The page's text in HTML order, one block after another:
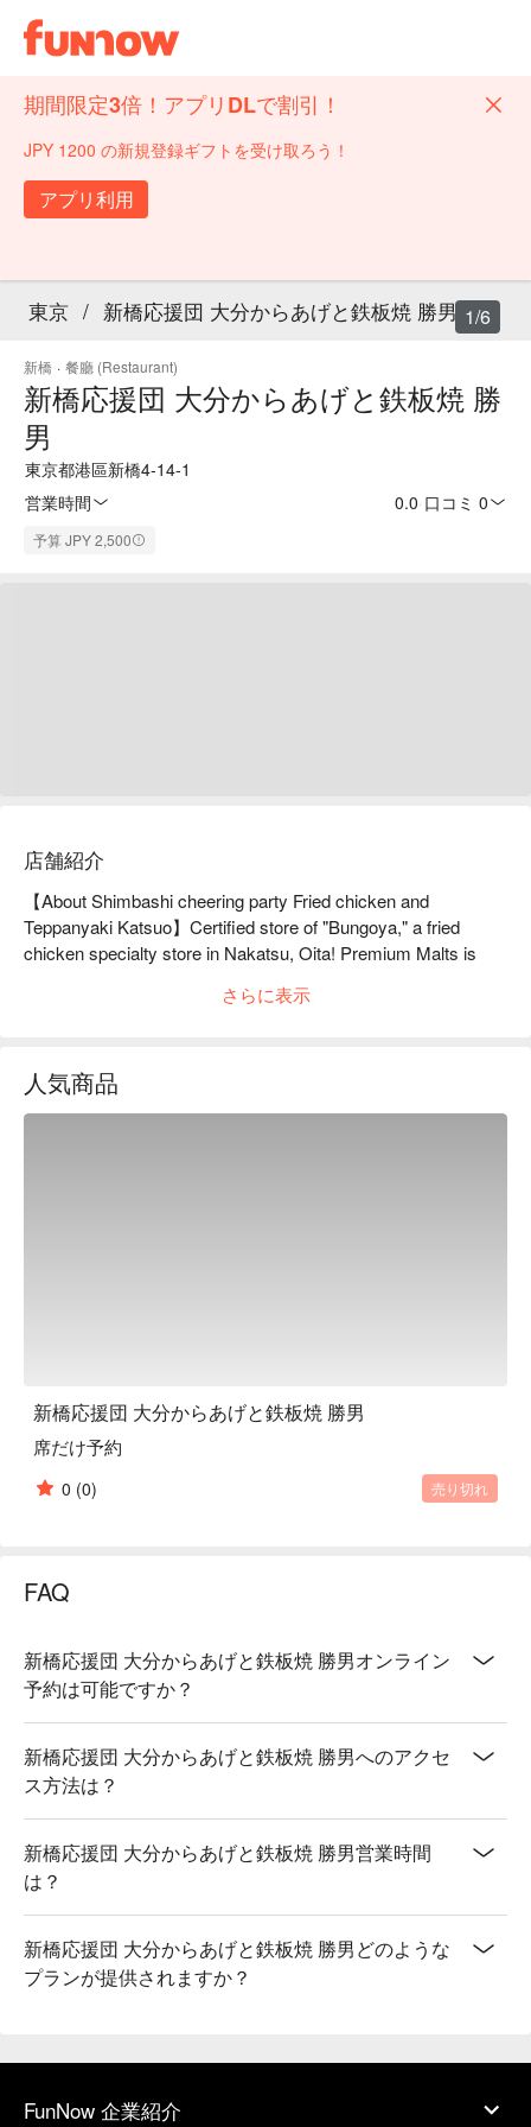
期間限定3倍！アプリDLで割引！
JPY 1200 の新規登録ギフトを受け取ろう！
アプリ利用
東京 / 新橋応援団 大分からあげと鉄板焼 勝男
新橋 · 餐廳 (Restaurant)
新橋応援団 大分からあげと鉄板焼 勝
男
東京都港區新橋4-14-1
営業時間
0.0 口コミ 0
予算 JPY 2,500
1/6
店舗紹介
【About Shimbashi cheering party Fried chicken and
Teppanyaki Katsuo】Certified store of "Bungoya," a fried
chicken specialty store in Nakatsu, Oita! Premium Malts is
glasses!Shinbashi Oen-dan Oita Karaage and Teppanyaki
through unique routes and is particular about value, so both
food and drinks are very reasonably priced. No matter how
さらに表示
人気商品
新橋応援団 大分からあげと鉄板焼 勝男
席だけ予約
0 (0) 売り切れ
FAQ
新橋応援団 大分からあげと鉄板焼 勝男オンライン
予約は可能ですか？
新橋応援団 大分からあげと鉄板焼 勝男へのアクセ
ス方法は？
新橋応援団 大分からあげと鉄板焼 勝男営業時間
は？
新橋応援団 大分からあげと鉄板焼 勝男どのような
プランが提供されますか？
FunNow 企業紹介